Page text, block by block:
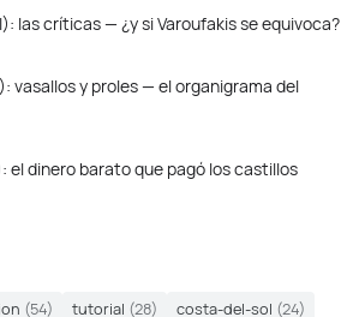
las críticas — ¿y si Varoufakis se equivoca?
vasallos y proles — el organigrama del
el dinero barato que pagó los castillos
(54) tutorial (28) costa-del-sol (24)